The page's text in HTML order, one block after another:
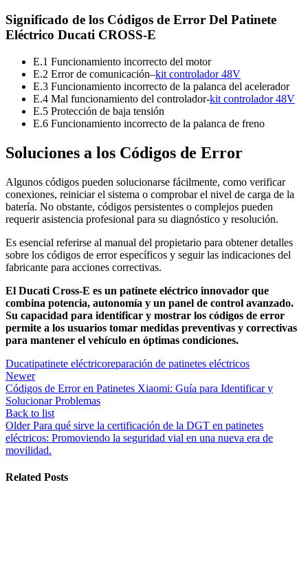
Significado de los Códigos de Error Del Patinete
Eléctrico Ducati CROSS-E
E.1 Funcionamiento incorrecto del motor
E.2 Error de comunicación–kit controlador 48V
E.3 Funcionamiento incorrecto de la palanca del acelerador
E.4 Mal funcionamiento del controlador-kit controlador 48V
E.5 Protección de baja tensión
E.6 Funcionamiento incorrecto de la palanca de freno
Soluciones a los Códigos de Error
Algunos códigos pueden solucionarse fácilmente, como verificar
conexiones, reiniciar el sistema o comprobar el nivel de carga de la
batería. No obstante, códigos persistentes o complejos pueden
requerir asistencia profesional para su diagnóstico y resolución.
Es esencial referirse al manual del propietario para obtener detalles
sobre los códigos de error específicos y seguir las indicaciones del
fabricante para acciones correctivas.
El Ducati Cross-E es un patinete eléctrico innovador que
combina potencia, autonomía y un panel de control avanzado.
Su capacidad para identificar y mostrar los códigos de error
permite a los usuarios tomar medidas preventivas y correctivas
para mantener el vehículo en óptimas condiciones.
Ducatipatinete eléctricoreparación de patinetes eléctricos
Newer
Códigos de Error en Patinetes Xiaomi: Guía para Identificar y
Solucionar Problemas
Back to list
Older Para qué sirve la certificación de la DGT en patinetes
eléctricos: Promoviendo la seguridad vial en una nueva era de
movilidad.
Related Posts